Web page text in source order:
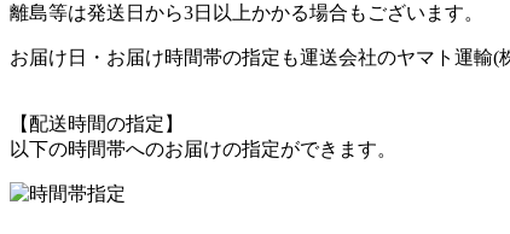
離島等は発送日から3日以上かかる場合もございます。
お届け日・お届け時間帯の指定も運送会社のヤマト運輸(
【配送時間の指定】
以下の時間帯へのお届けの指定ができます。